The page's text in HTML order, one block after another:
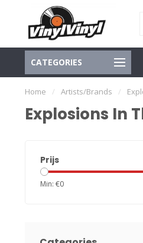
CATEGORIES
Home / Artists/Brands /
Explosions In
Prijs
Min: €0